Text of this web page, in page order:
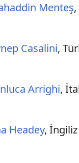
Menteş
Casalini,
Arrighi,
Headey,